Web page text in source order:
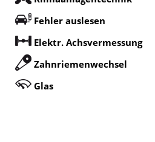
Fehler auslesen
Elektr. Achsvermessung
Zahnriemenwechsel
Glas